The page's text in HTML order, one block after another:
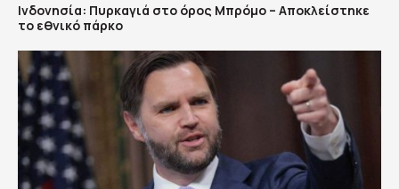
Ινδονησία: Πυρκαγιά στο όρος Μπρόμο – Αποκλείστηκε
το εθνικό πάρκο